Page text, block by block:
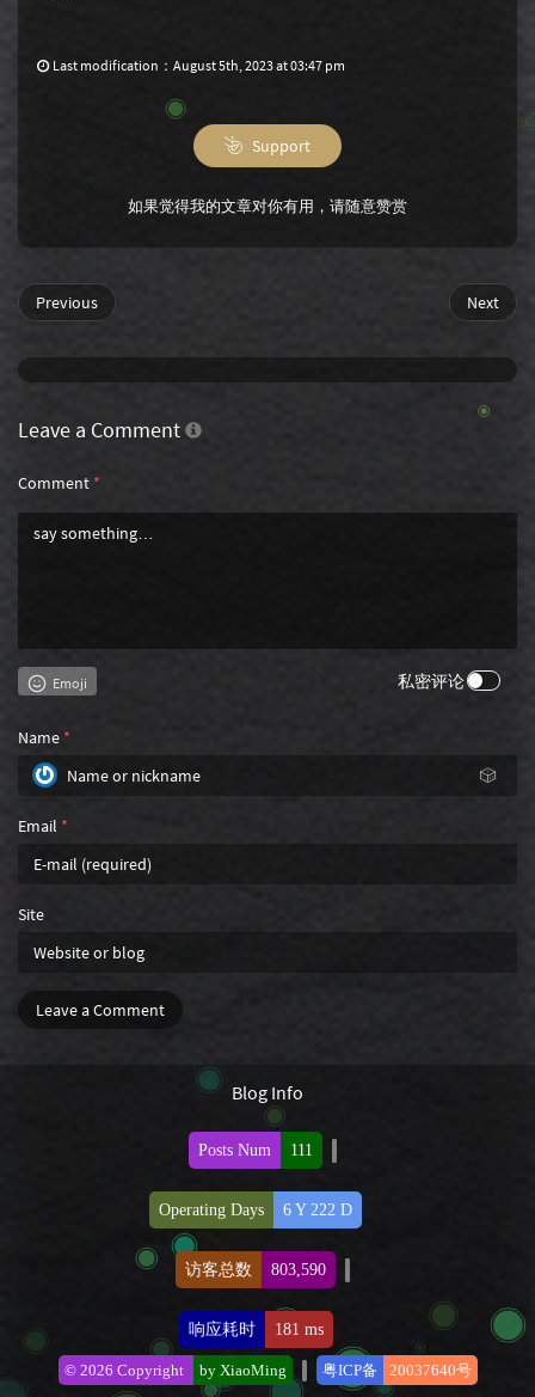
Last modification：August 5th, 2023 at 03:47 pm
Support
如果觉得我的文章对你有用，请随意赞赏
Next
Previous
Leave a Comment
Comment *
Emoji 私密评论
Name *
🎲
Email *
Site
Leave a Comment
Blog Info
Posts Num 111
Operating Days 6 Y 222 D
访客总数 803,590
响应耗时 181 ms
© 2026 Copyright by XiaoMing 粤ICP备 20037640号